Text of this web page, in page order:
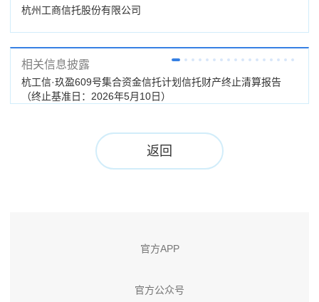
杭州工商信托股份有限公司
相关信息披露
杭工信·玖盈609号集合资金信托计划信托财产终止清算报告
（终止基准日：2026年5月10日）
返回
官方APP
官方公众号